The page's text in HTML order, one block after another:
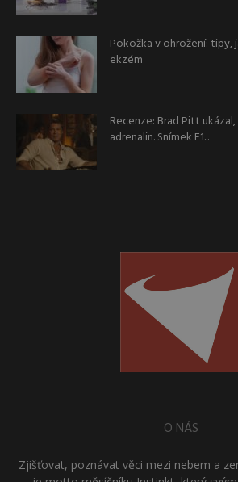
Pokožka v ohrožení:
ekzém
Recenze: Brad Pitt
adrenalin. Snímek F1...
O NÁS
Zjišťovat, poznávat věci mezi nebem a